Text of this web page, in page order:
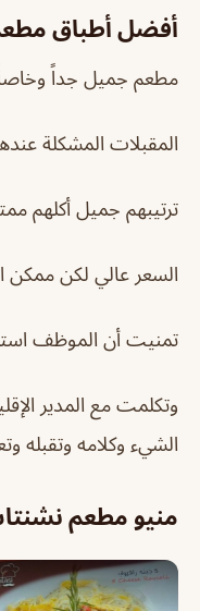
أفضل أطباق
مطعم جميل جداً وخاصةً
المقبلات المشكلة
ترتيبهم جميل أكلهم
السعر عالي لكن ممكن
تمنيت أن الموظف
وتكلمت مع المدير
الشيء وكلامه وتقبله
منيو مطعم